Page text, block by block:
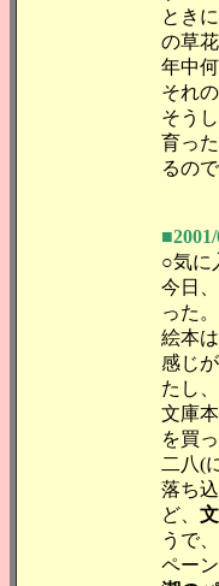
とき
の草
年中
それ
そう
育っ
るの
○気に
今日
った。
絵本
感じ
たし
文庫
を買
二八(
落ち
ど、
うで
ペー